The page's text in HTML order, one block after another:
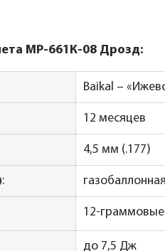
МР-661К-08 Дрозд:
Baikal –
12 месяцев
4,5 мм (.177)
:
12-граммовые
до 7,5 Дж